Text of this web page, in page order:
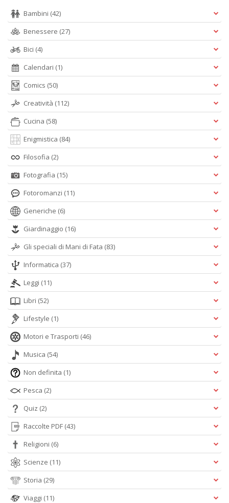
Bambini (42)
Benessere (27)
Bici (4)
Calendari (1)
Comics (50)
Creatività (112)
Cucina (58)
Enigmistica (84)
Filosofia (2)
Fotografia (15)
Fotoromanzi (11)
Generiche (6)
Giardinaggio (16)
Gli speciali di Mani di Fata (83)
Informatica (37)
Leggi (11)
Libri (52)
Lifestyle (1)
Motori e Trasporti (46)
Musica (54)
Non definita (1)
Pesca (2)
Quiz (2)
Raccolte PDF (43)
Religioni (6)
Scienze (11)
Storia (29)
Viaggi (11)